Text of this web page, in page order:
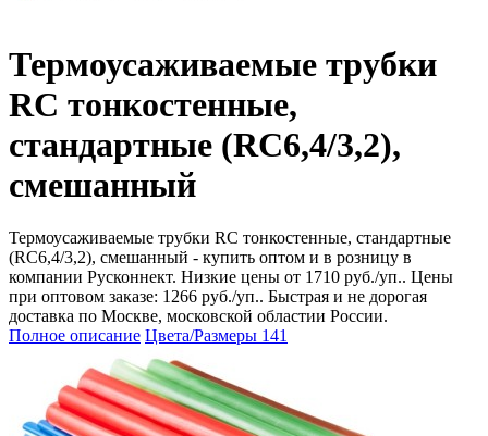
Термоусаживаемые трубки
RC тонкостенные,
стандартные (RC6,4/3,2),
смешанный
Термоусаживаемые трубки RC тонкостенные, стандартные
(RC6,4/3,2), смешанный - купить оптом и в розницу в
компании Русконнект. Низкие цены от 1710 руб./уп.. Цены
при оптовом заказе: 1266 руб./уп.. Быстрая и не дорогая
доставка по Москве, московской областии России.
Полное описание Цвета/Размеры 141